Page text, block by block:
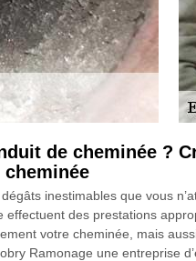
de cheminée ?
cheminée
inestimables que vous
des prestations
votre cheminée, mais
Ramonage une entreprise